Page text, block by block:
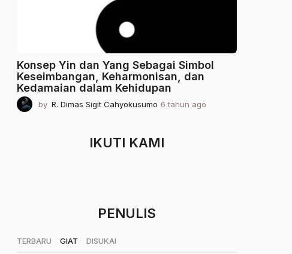
Konsep Yin dan Yang Sebagai Simbol
Keseimbangan, Keharmonisan, dan
Kedamaian dalam Kehidupan
by R. Dimas Sigit Cahyokusumo 6 tahun ago
IKUTI KAMI
PENULIS
TERBARU GIAT DISUKAI